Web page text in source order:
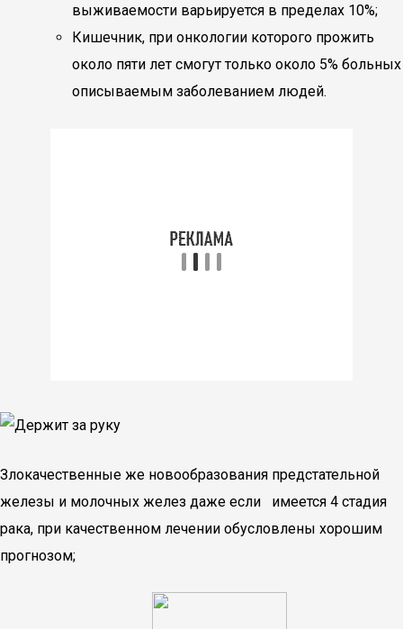
выживаемости варьируется в пределах 10%;
Кишечник, при онкологии которого прожить
около пяти лет смогут только около 5% больных
описываемым заболеванием людей.
Злокачественные же новообразования предстательной
железы и молочных желез даже если имеется 4 стадия
рака, при качественном лечении обусловлены хорошим
прогнозом;